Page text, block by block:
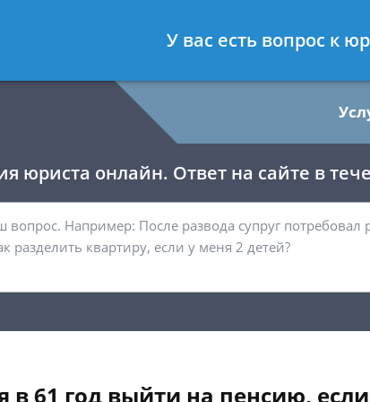
- Юрист по гражданским делам
юриста онлайн. Ответ на сайте в
в 61 год выйти на пенсию,
У вас есть вопрос к